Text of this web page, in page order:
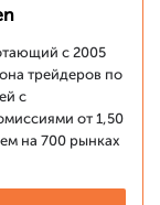
с 2005
трейдеров по
с
от 1,50
на 700 рынках